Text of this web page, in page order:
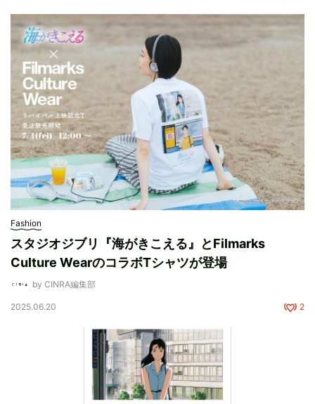
Fashion
スタジオジブリ『海がきこえる』とFilmarks
Culture WearのコラボTシャツが登場
by CINRA編集部
2025.06.20 2